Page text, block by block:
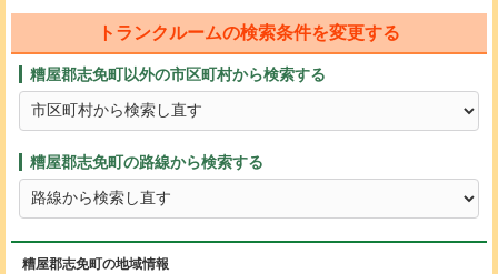
トランクルームの検索条件を変更する
糟屋郡志免町以外の市区町村から検索する
糟屋郡志免町の路線から検索する
糟屋郡志免町の地域情報